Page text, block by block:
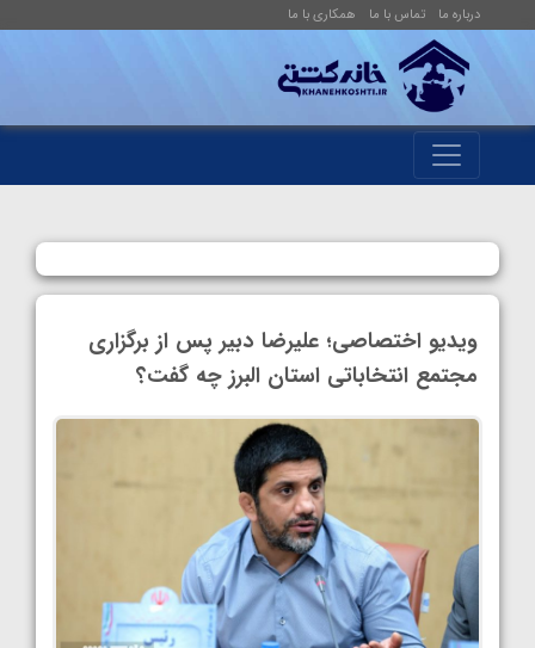
درباره ما تماس با ما همکاری با ما
ویدیو اختصاصی؛ علیرضا دبیر پس از برگزاری
مجتمع انتخاباتی استان البرز چه گفت؟